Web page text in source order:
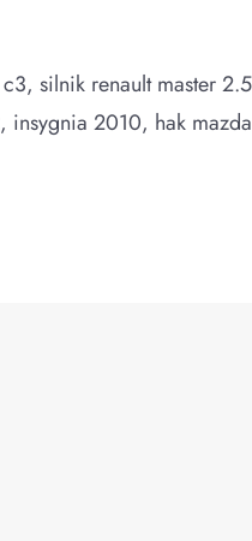
silnik renault master
insygnia 2010, hak